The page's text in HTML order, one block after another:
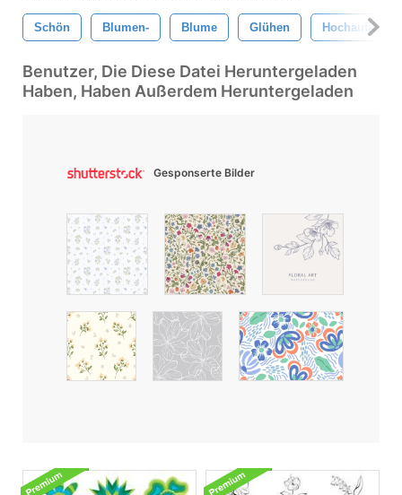
Schön Blumen- Blume Glühen
Benutzer, Die Diese Datei Heruntergeladen
Haben, Haben Außerdem Heruntergeladen
Gesponserte Bilder